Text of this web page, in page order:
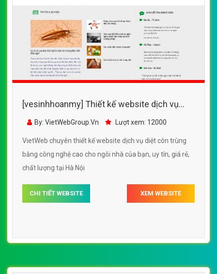
[vesinhhoanmy] Thiết kế website dịch vụ
diệt côn trùng bằng công nghệ cao cho ngôi
By: VietWebGroup.Vn Lượt xem: 12000
VietWeb chuyên thiết kế website dịch vụ diệt côn trùng
bằng công nghệ cao cho ngôi nhà của bạn, uy tín, giá rẻ,
chất lượng tại Hà Nội
CHI TIẾT WEBSITE XEM WEBSITE